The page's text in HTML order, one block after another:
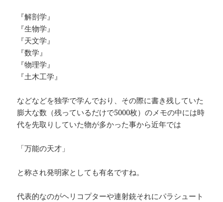
『解剖学』
『生物学』
『天文学』
『数学』
『物理学』
『土木工学』
などなどを独学で学んでおり、その際に書き残していた
膨大な数（残っているだけで5000枚）のメモの中には時
代を先取りしていた物が多かった事から近年では
「万能の天才」
と称され発明家としても有名ですね。
代表的なのがヘリコプターや連射銃それにパラシュート